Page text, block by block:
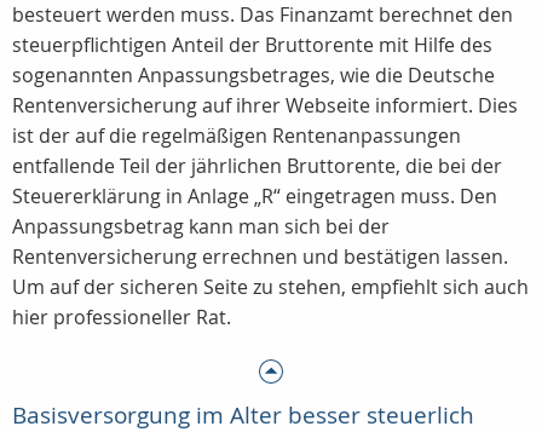
besteuert werden muss. Das Finanzamt berechnet den
steuerpflichtigen Anteil der Bruttorente mit Hilfe des
sogenannten Anpassungsbetrages, wie die Deutsche
Rentenversicherung auf ihrer Webseite informiert. Dies
ist der auf die regelmäßigen Rentenanpassungen
entfallende Teil der jährlichen Bruttorente, die bei der
Steuererklärung in Anlage „R“ eingetragen muss. Den
Anpassungsbetrag kann man sich bei der
Rentenversicherung errechnen und bestätigen lassen.
Um auf der sicheren Seite zu stehen, empfiehlt sich auch
hier professioneller Rat.
Basisversorgung im Alter besser steuerlich